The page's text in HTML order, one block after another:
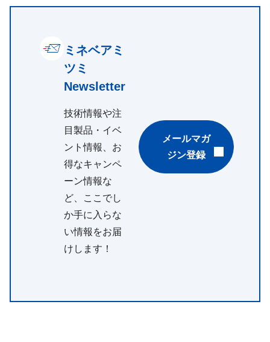
ミネベアミ
ツミ
Newsletter
技術情報や注
目製品・イベ
ント情報、お
得なキャンペ
ーン情報な
ど、ここでし
か手に入らな
い情報をお届
けします！
メールマガ
ジン登録